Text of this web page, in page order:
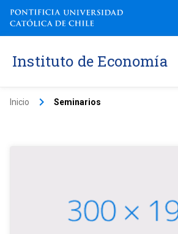
Instituto de Economía
Inicio keyboard_arrow_right Seminarios